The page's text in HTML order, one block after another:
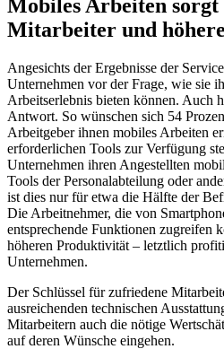
Mobiles Arbeiten
Mitarbeiter und
Angesichts der Ergebnisse der
Unternehmen vor der Frage, wie sie
Arbeitserlebnis bieten können. Auch
Antwort. So wünschen sich 54
Arbeitgeber ihnen mobiles Arbeiten
erforderlichen Tools zur Verfügung
Unternehmen ihren Angestellten
Tools der Personalabteilung oder
ist dies nur für etwa die Hälfte der
Die Arbeitnehmer, die von
entsprechende Funktionen zugreifen
höheren Produktivität – letztlich
Unternehmen.
Der Schlüssel für zufriedene
ausreichenden technischen
Mitarbeitern auch die nötige
auf deren Wünsche eingehen.